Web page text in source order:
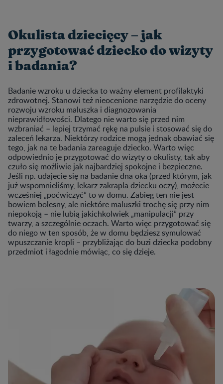
Okulista dziecięcy – jak
przygotować dziecko do wizyty
i badania?
Badanie wzroku u dziecka to ważny element profilaktyki
zdrowotnej. Stanowi też nieocenione narzędzie do oceny
rozwoju wzroku maluszka i diagnozowania
nieprawidłowości. Dlatego nie warto się przed nim
wzbraniać – lepiej trzymać rękę na pulsie i stosować się do
zaleceń lekarza. Niektórzy rodzice mogą jednak obawiać się
tego, jak na te badania zareaguje dziecko. Warto więc
odpowiednio je przygotować do wizyty o okulisty, tak aby
czuło się możliwie jak najbardziej spokojne i bezpieczne.
Jeśli np. udajecie się na badanie dna oka (przed którym, jak
już wspomnieliśmy, lekarz zakrapla dziecku oczy), możecie
wcześniej „poćwiczyć” to w domu. Zabieg ten nie jest
bowiem bolesny, ale niektóre maluszki trochę się przy nim
niepokoją – nie lubią jakichkolwiek „manipulacji” przy
twarzy, a szczególnie oczach. Warto więc przygotować się
do niego w ten sposób, że w domu będziesz symulować
wpuszczanie kropli – przybliżając do buzi dziecka podobny
przedmiot i łagodnie mówiąc, co się dzieje.